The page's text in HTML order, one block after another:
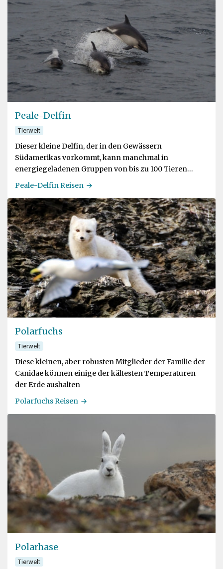
Peale-Delfin
Tierwelt
Dieser kleine Delfin, der in den Gewässern
Südamerikas vorkommt, kann manchmal in
energiegeladenen Gruppen von bis zu 100 Tieren
gesehen werden
Peale-Delfin Reisen
Polarfuchs
Tierwelt
Diese kleinen, aber robusten Mitglieder der Familie der
Canidae können einige der kältesten Temperaturen
der Erde aushalten
Polarfuchs Reisen
Polarhase
Tierwelt